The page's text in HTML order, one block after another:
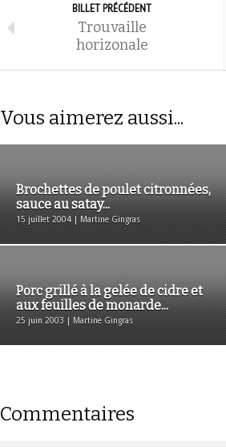
BILLET PRÉCÉDENT
Trouvaille
horizonale
Vous aimerez aussi...
Brochettes de poulet citronnées,
sauce au satay...
15 juillet 2004 | Martine Gingras
Porc grillé à la gelée de cidre et
aux feuilles de monarde...
25 juin 2003 | Martine Gingras
Commentaires